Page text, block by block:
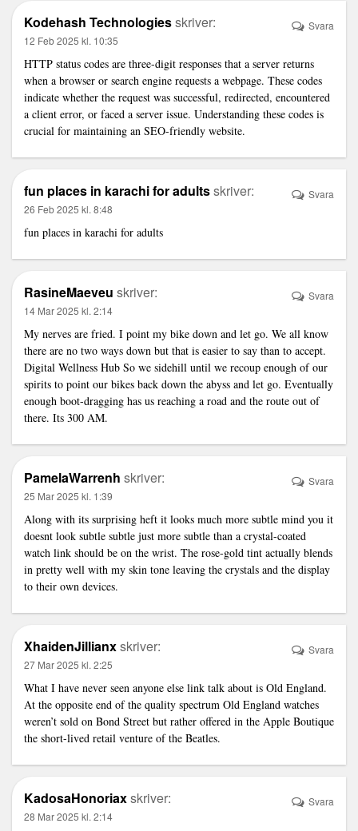
Kodehash Technologiesskriver:
12 Feb 2025 kl. 10:35
HTTP status codes are three-digit responses that a server returns
when a browser or search engine requests a webpage. These codes
indicate whether the request was successful, redirected, encountered
a client error, or faced a server issue. Understanding these codes is
crucial for maintaining an SEO-friendly website.
Svara
fun places in karachi for adultsskriver:
26 Feb 2025 kl. 8:48
fun places in karachi for adults
Svara
RasineMaeveu skriver:
14 Mar 2025 kl. 2:14
My nerves are fried. I point my bike down and let go. We all know
there are no two ways down but that is easier to say than to accept.
Digital Wellness Hub So we sidehill until we recoup enough of our
spirits to point our bikes back down the abyss and let go. Eventually
enough boot-dragging has us reaching a road and the route out of
there. Its 300 AM.
Svara
PamelaWarrenh skriver:
25 Mar 2025 kl. 1:39
Along with its surprising heft it looks much more subtle mind you it
doesnt look subtle subtle just more subtle than a crystal-coated
watch link should be on the wrist. The rose-gold tint actually blends
in pretty well with my skin tone leaving the crystals and the display
to their own devices.
Svara
XhaidenJillianxskriver:
27 Mar 2025 kl. 2:25
What I have never seen anyone else link talk about is Old England.
At the opposite end of the quality spectrum Old England watches
weren’t sold on Bond Street but rather offered in the Apple Boutique
the short-lived retail venture of the Beatles.
Svara
KadosaHonoriaxskriver:
28 Mar 2025 kl. 2:14
Svara